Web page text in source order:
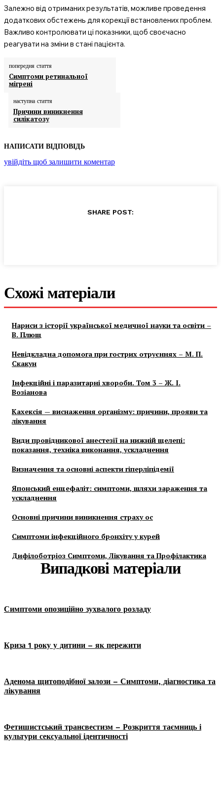
Залежно від отриманих результатів, можливе проведення
додаткових обстежень для корекції встановлених проблем.
Важливо контролювати ці показники, щоб своєчасно
реагувати на зміни в стані пацієнта.
попередня стаття
Симптоми ретинальної
мігрені
наступна стаття
Причини виникнення
силікатозу
НАПИСАТИ ВІДПОВІДЬ
увійдіть щоб залишити коментар
SHARE POST:
Схожі матеріали
Нариси з історії української медичної науки та освіти –
В. Плющ
Невідкладна допомога при гострих отруєннях – М. П.
Скакун
Інфекційні і паразитарні хвороби. Том 3 – Ж. І.
Возіанова
Кахексія — виснаження організму: причини, прояви та
лікування
Види провідникової анестезії на нижній щелепі:
показання, техніка виконання, ускладнення
Визначення та основні аспекти гіперліпідемії
Японський енцефаліт: симптоми, шляхи зараження та
ускладнення
Основні причини виникнення страху ос
Симптоми інфекційного бронхіту у курей
Дифілоботріоз Симптоми, Лікування та Профілактика
Випадкові матеріали
Симптоми опозиційно зухвалого розладу
Криза 1 року у дитини – як пережити
Аденома щитоподібної залози – Симптоми, діагностика та
лікування
Фетишистський трансвестизм – Розкриття таємниць і
культури сексуальної ідентичності